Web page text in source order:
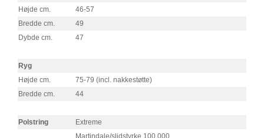
Højde cm.
46-57
Bredde cm.
49
Dybde cm.
47
Ryg
Højde cm.
75-79 (incl. nakkestøtte)
Bredde cm.
44
Polstring
Extreme
Martindale/slidstyrke 100.000